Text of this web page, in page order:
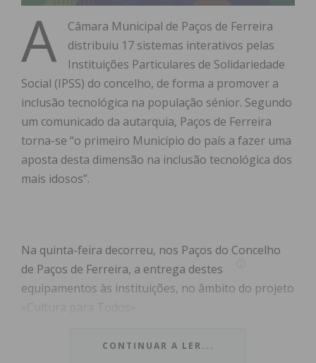
A
Câmara Municipal de Paços de Ferreira
distribuiu 17 sistemas interativos pelas
Instituições Particulares de Solidariedade
Social (IPSS) do concelho, de forma a promover a
inclusão tecnológica na população sénior. Segundo
um comunicado da autarquia, Paços de Ferreira
torna-se “o primeiro Município do país a fazer uma
aposta desta dimensão na inclusão tecnológica dos
mais idosos”.
Na quinta-feira decorreu, nos Paços do Concelho
de Paços de Ferreira, a entrega destes
equipamentos às instituições, no âmbito do projeto
“Com estes equipamentos, todos os utentes destas
CONTINUAR A LER...